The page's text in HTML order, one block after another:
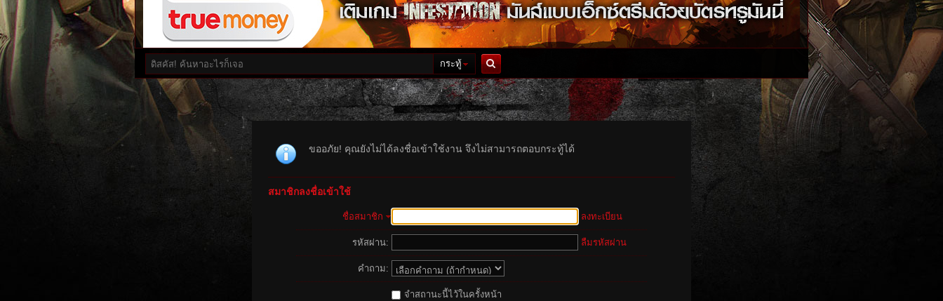
กระทู้
ค้นหา
ขออภัย! คุณยังไม่ได้ลงชื่อเข้าใช้งาน จึงไม่สามารถตอบกระทู้ได้
สมาชิกลงชื่อเข้าใช้
ชื่อสมาชิก ลงทะเบียน
รหัสผ่าน: ลืมรหัสผ่าน
คำถาม:
จำสถานะนี้ไว้ในครั้งหน้า